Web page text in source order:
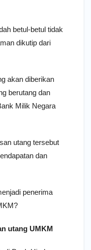
betul-betul tidak
dikutip dari
akan diberikan
berutang dan
Milik Negara
utang tersebut
dan
penerima
utang UMKM